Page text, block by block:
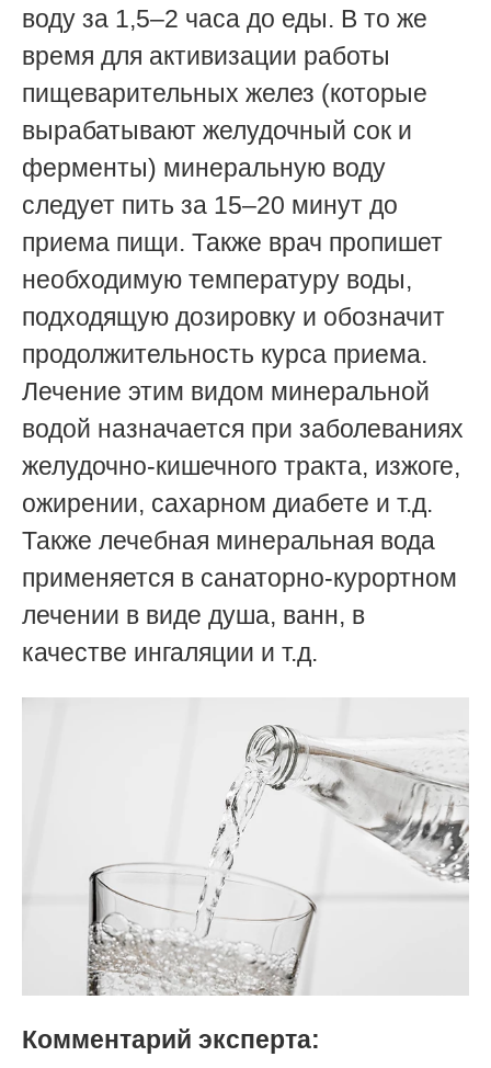
воду за 1,5–2 часа до еды. В то же
время для активизации работы
пищеварительных желез (которые
вырабатывают желудочный сок и
ферменты) минеральную воду
следует пить за 15–20 минут до
приема пищи. Также врач пропишет
необходимую температуру воды,
подходящую дозировку и обозначит
продолжительность курса приема.
Лечение этим видом минеральной
водой назначается при заболеваниях
желудочно-кишечного тракта, изжоге,
ожирении, сахарном диабете и т.д.
Также лечебная минеральная вода
применяется в санаторно-курортном
лечении в виде душа, ванн, в
качестве ингаляции и т.д.
Комментарий эксперта: